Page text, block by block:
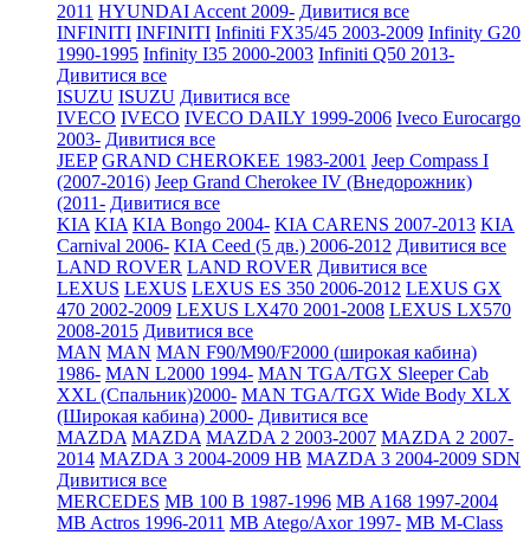
2011 HYUNDAI Accent 2009- Дивитися все
INFINITI INFINITI Infiniti FX35/45 2003-2009 Infinity G20
1990-1995 Infinity I35 2000-2003 Infiniti Q50 2013-
Дивитися все
ISUZU ISUZU Дивитися все
IVECO IVECO IVECO DAILY 1999-2006 Iveco Eurocargo
2003- Дивитися все
JEEP GRAND CHEROKEE 1983-2001 Jeep Compass I
(2007-2016) Jeep Grand Cherokee IV (Внедорожник)
(2011- Дивитися все
KIA KIA KIA Bongo 2004- KIA CARENS 2007-2013 KIA
Carnival 2006- KIA Ceed (5 дв.) 2006-2012 Дивитися все
LAND ROVER LAND ROVER Дивитися все
LEXUS LEXUS LEXUS ES 350 2006-2012 LEXUS GX
470 2002-2009 LEXUS LX470 2001-2008 LEXUS LX570
2008-2015 Дивитися все
MAN MAN MAN F90/M90/F2000 (широкая кабина)
1986- MAN L2000 1994- MAN TGA/TGX Sleeper Cab
XXL (Спальник)2000- MAN TGA/TGX Wide Body XLX
(Широкая кабина) 2000- Дивитися все
MAZDA MAZDA MAZDA 2 2003-2007 MAZDA 2 2007-
2014 MAZDA 3 2004-2009 HB MAZDA 3 2004-2009 SDN
Дивитися все
MERCEDES MB 100 B 1987-1996 MB A168 1997-2004
MB Actros 1996-2011 MB Atego/Axor 1997- MB M-Class